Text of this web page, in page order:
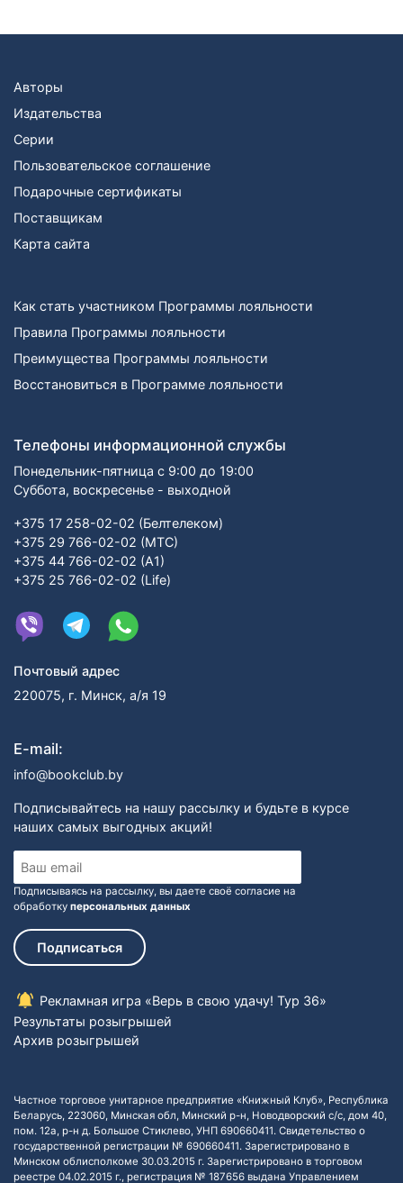
Авторы
Издательства
Серии
Пользовательское соглашение
Подарочные сертификаты
Поставщикам
Карта сайта
Как стать участником Программы лояльности
Правила Программы лояльности
Преимущества Программы лояльности
Восстановиться в Программе лояльности
Телефоны информационной службы
Понедельник-пятница с 9:00 до 19:00
Суббота, воскресенье - выходной
+375 17 258-02-02 (Белтелеком)
+375 29 766-02-02 (МТС)
+375 44 766-02-02 (А1)
+375 25 766-02-02 (Life)
Почтовый адрес
220075, г. Минск, а/я 19
E-mail:
info@bookclub.by
Подписывайтесь на нашу рассылку и будьте в курсе
наших самых выгодных акций!
Подписываясь на рассылку, вы даете своё согласие на
обработку персональных данных
Подписаться
Рекламная игра «Верь в свою удачу! Тур 36»
Результаты розыгрышей
Архив розыгрышей
Частное торговое унитарное предприятие «Книжный Клуб», Республика
Беларусь, 223060, Минская обл, Минский р-н, Новодворский с/с, дом 40,
пом. 12а, р-н д. Большое Стиклево, УНП 690660411. Свидетельство о
государственной регистрации № 690660411. Зарегистрировано в
Минском облисполкоме 30.03.2015 г. Зарегистрировано в торговом
реестре 04.02.2015 г., регистрация № 187656 выдана Управлением